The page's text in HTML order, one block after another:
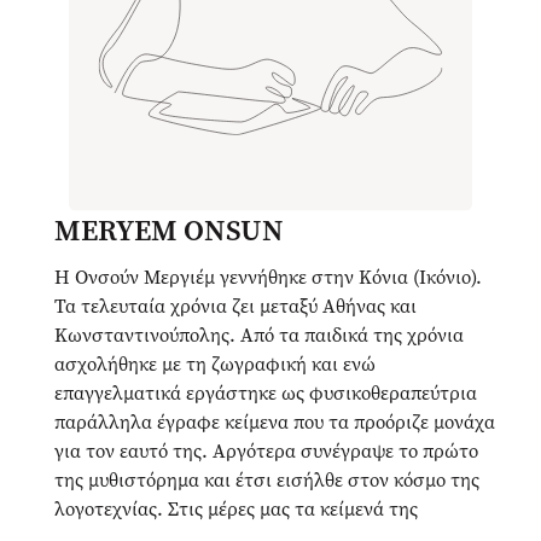
MERYEM ONSUN
Η Ονσούν Μεργιέμ γεννήθηκε στην Κόνια (Ικόνιο).
Τα τελευταία χρόνια ζει μεταξύ Αθήνας και
Κωνσταντινούπολης. Από τα παιδικά της χρόνια
ασχολήθηκε με τη ζωγραφική και ενώ
επαγγελματικά εργάστηκε ως φυσικοθεραπεύτρια
παράλληλα έγραφε κείμενα που τα προόριζε μονάχα
για τον εαυτό της. Αργότερα συνέγραψε το πρώτο
της μυθιστόρημα και έτσι εισήλθε στον κόσμο της
λογοτεχνίας. Στις μέρες μας τα κείμενά της